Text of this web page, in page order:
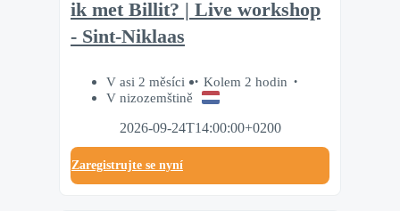
ik met Billit? | Live workshop
- Sint-Niklaas
V asi 2 měsíci
Kolem 2 hodin
V nizozemštině
2026-09-24T14:00:00+0200
Zaregistrujte se nyní